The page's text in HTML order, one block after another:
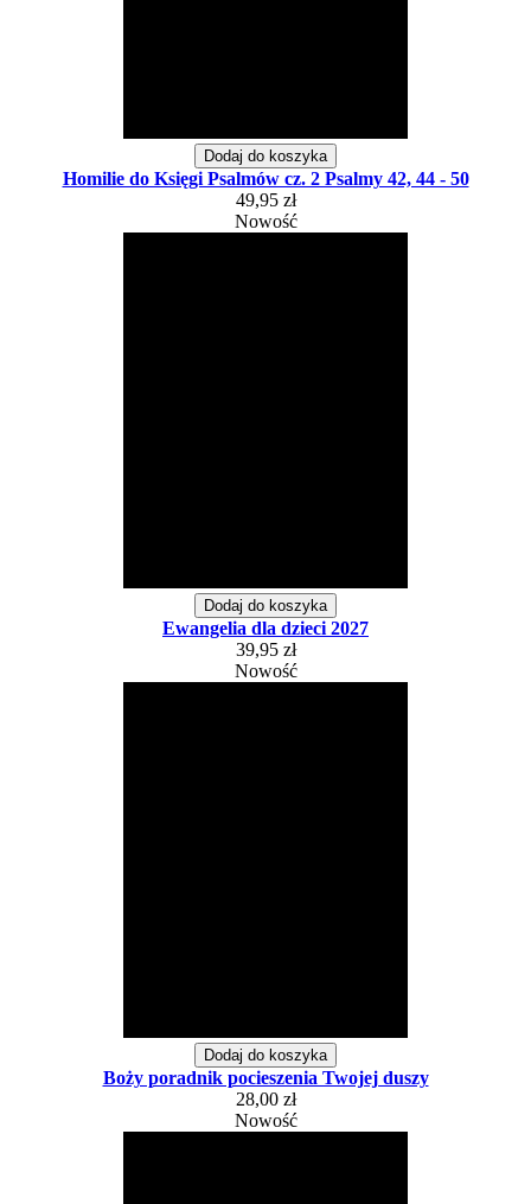
Dodaj do koszyka
Homilie do Księgi Psalmów cz. 2 Psalmy 42, 44 - 50
49,95 zł
Nowość
Dodaj do koszyka
Ewangelia dla dzieci 2027
39,95 zł
Nowość
Dodaj do koszyka
Boży poradnik pocieszenia Twojej duszy
28,00 zł
Nowość